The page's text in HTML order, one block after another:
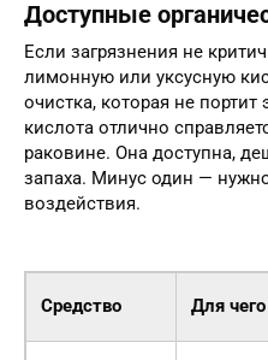
Доступные
Если загрязнения не
лимонную или уксусную
очистка, которая не
кислота отлично
раковине. Она доступна,
запаха. Минус один —
воздействия.
Средство Для чего